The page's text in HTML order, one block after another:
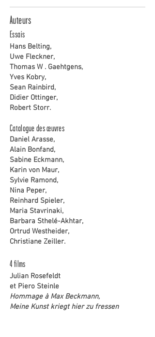
Auteurs
Essais
Hans Belting,
Uwe Fleckner,
Thomas W . Gaehtgens,
Yves Kobry,
Sean Rainbird,
Didier Ottinger,
Robert Storr.
Catalogue des œuvres
Daniel Arasse,
Alain Bonfand,
Sabine Eckmann,
Karin von Maur,
Sylvie Ramond,
Nina Peper,
Reinhard Spieler,
Maria Stavrinaki,
Barbara Sthelé-Akhtar,
Ortrud Westheider,
Christiane Zeiller.
4 films
Julian Rosefeldt
et Piero Steinle
Hommage à Max Beckmann,
Meine Kunst kriegt hier zu fressen